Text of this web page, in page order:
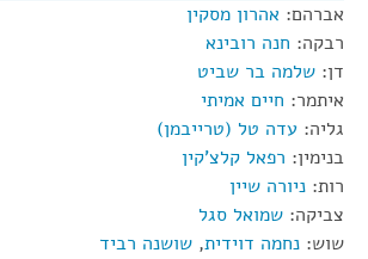
אברהם: אהרון מסקין
רבקה: חנה רובינא
דן: שלמה בר שביט
איתמר: חיים אמיתי
גליה: עדה טל (טרייבמן)
בנימין: רפאל קלצ'קין
רות: ניורה שיין
צביקה: שמואל סגל
שוש: נחמה דוידית, שושנה רביד